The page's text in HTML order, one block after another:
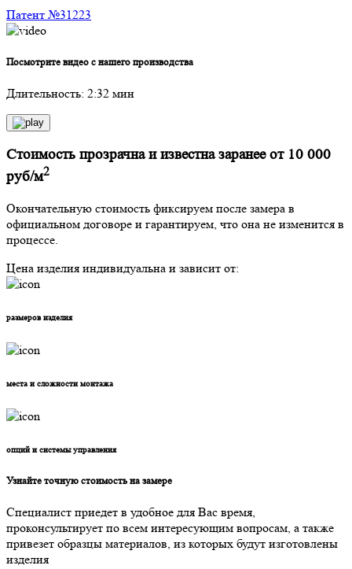
Патент №31223
Посмотрите видео с нашего производства
Длительность: 2:32 мин
Стоимость прозрачна и известна заранее от 10 000
руб/м2
Окончательную стоимость фиксируем после замера в
официальном договоре и гарантируем, что она не изменится в
процессе.
Цена изделия индивидуальна и зависит от:
размеровизделия
места и сложности монтажа
опций и системыуправления
Узнайте точную стоимость на замере
Специалист приедет в удобное для Вас время,
проконсультирует по всем интересующим вопросам, а также
привезет образцы материалов, из которых будут изготовлены
изделия